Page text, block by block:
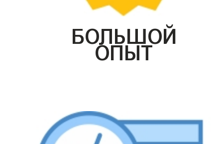
БОЛЬШОЙ
ОПЫТ